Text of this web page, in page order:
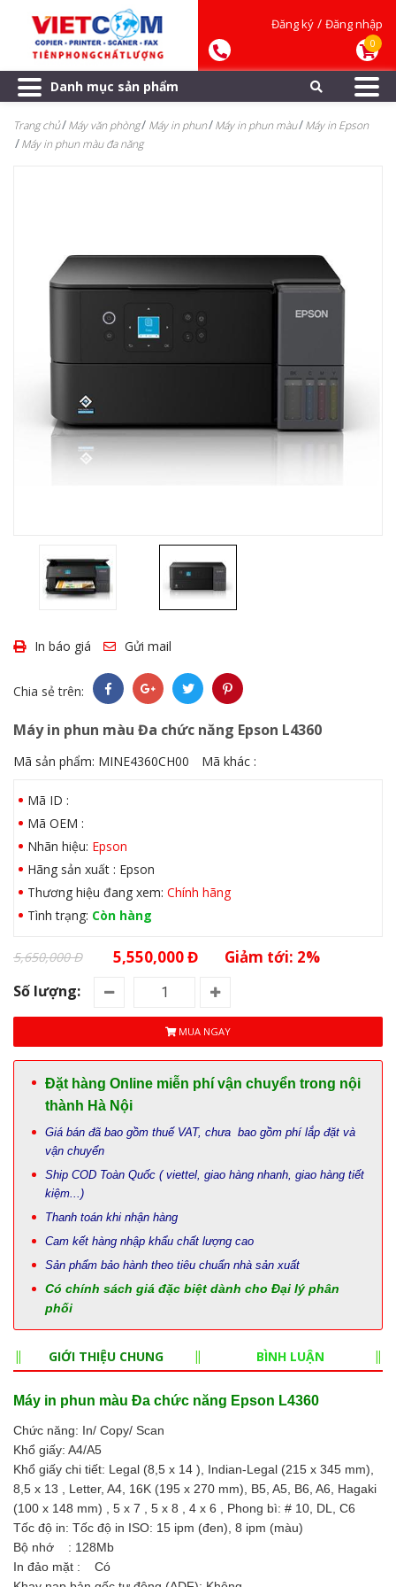
Đăng ký / Đăng nhập
0
Danh mục sản phẩm
Trang chủ Máy văn phòng Máy in phun Máy in phun màu Máy in Epson
Máy in phun màu đa năng
In báo giá Gửi mail
Chia sẻ trên:
Máy in phun màu Đa chức năng Epson L4360
Mã sản phẩm: MINE4360CH00 Mã khác :
Mã ID :
Mã OEM :
Nhãn hiệu: Epson
Hãng sản xuất : Epson
Thương hiệu đang xem: Chính hãng
Tình trạng: Còn hàng
5,650,000 Đ 5,550,000 Đ Giảm tới: 2%
Số lượng:
MUA NGAY
Đặt hàng Online miễn phí vận chuyển trong nội
thành Hà Nội
Giá bán đã bao gồm thuế VAT, chưa bao gồm phí lắp đặt và
vận chuyển
Ship COD Toàn Quốc ( viettel, giao hàng nhanh, giao hàng tiết
kiệm...)
Thanh toán khi nhận hàng
Cam kết hàng nhập khẩu chất lượng cao
Sản phẩm bảo hành theo tiêu chuẩn nhà sản xuất
Có chính sách giá đặc biệt dành cho Đại lý phân
phối
GIỚI THIỆU CHUNG BÌNH LUẬN
Máy in phun màu Đa chức năng Epson L4360
Chức năng: In/ Copy/ Scan
Khổ giấy: A4/A5
Khổ giấy chi tiết: Legal (8,5 x 14 ), Indian-Legal (215 x 345 mm),
8,5 x 13 , Letter, A4, 16K (195 x 270 mm), B5, A5, B6, A6, Hagaki
(100 x 148 mm) , 5 x 7 , 5 x 8 , 4 x 6 , Phong bì: # 10, DL, C6
Tốc độ in: Tốc độ in ISO: 15 ipm (đen), 8 ipm (màu)
Bộ nhớ : 128Mb
In đảo mặt : Có